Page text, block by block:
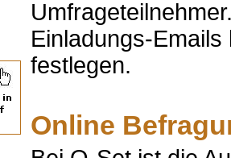
Einladungs-
festlegen.
Online